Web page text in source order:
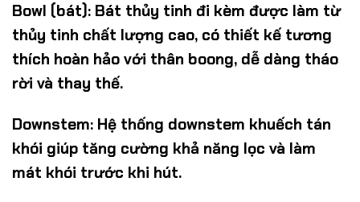
Bowl (bát): Bát thủy tinh đi kèm được làm từ
thủy tinh chất lượng cao, có thiết kế tương
thích hoàn hảo với thân boong, dễ dàng tháo
rời và thay thế.
Downstem: Hệ thống downstem khuếch tán
khói giúp tăng cường khả năng lọc và làm
mát khói trước khi hút.